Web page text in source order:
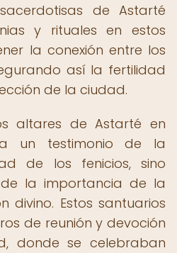
de Astarté
y rituales en estos
la conexión entre los
así la fertilidad
de la ciudad.
altares de Astarté en
un testimonio de la
de los fenicios, sino
la importancia de la
divino. Estos santuarios
de reunión y devoción
donde se celebraban